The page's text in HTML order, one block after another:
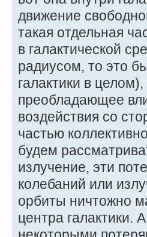
движение
такая отдельная
в галактической
радиусом, то это
галактики в
преобладающее
воздействия со
частью
будем
излучение, эти
колебаний или
орбиты ничтожно
центра галактики.